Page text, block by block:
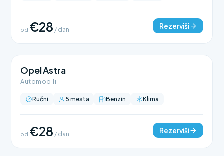
od €28 / dan Rezerviši
Opel Astra
Automobili
Ručni 5 mesta Benzin Klima
od €28 / dan Rezerviši